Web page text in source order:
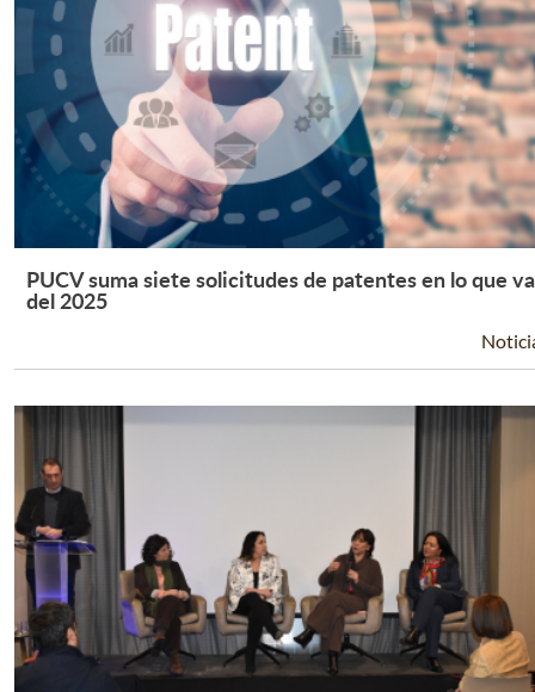
Leer Más +
PUCV suma siete solicitudes de patentes en lo que va
del 2025